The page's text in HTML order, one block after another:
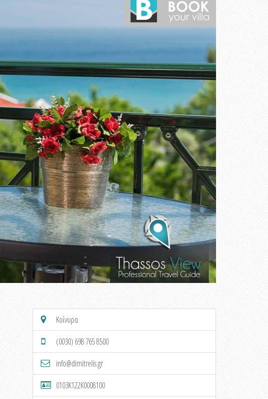
Κοίνυρα
(0030) 698 765 8500
info@dimitrelis.gr
0103K122K0008100